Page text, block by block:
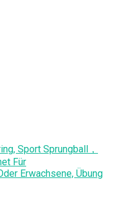
Sport Sprungball，
Für
Erwachsene, Übung